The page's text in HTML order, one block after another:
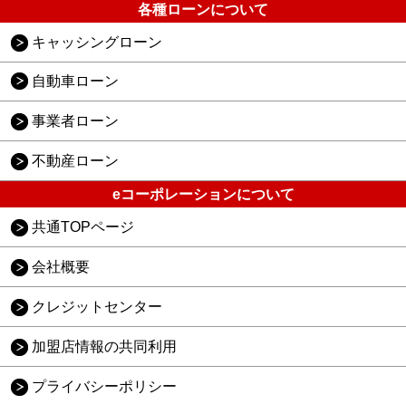
各種ローンについて
キャッシングローン
自動車ローン
事業者ローン
不動産ローン
eコーポレーションについて
共通TOPページ
会社概要
クレジットセンター
加盟店情報の共同利用
プライバシーポリシー